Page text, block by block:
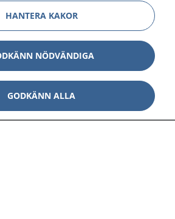
dygnet runt.
du vill må bättre.
Visa
HANTERA KAKOR
NÖDVÄNDIGA
GODKÄNN ALLA